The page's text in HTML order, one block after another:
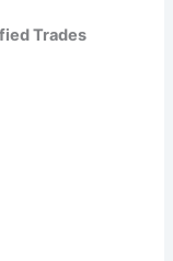
Trades